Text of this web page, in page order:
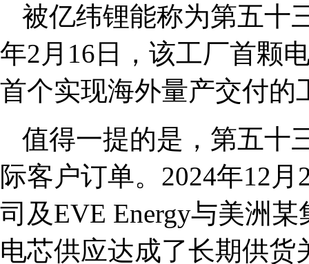
被亿纬锂能称为第五十
年2月16日，该工厂首颗
首个实现海外量产交付的
值得一提的是，第五十
际客户订单。2024年12
司及EVE Energy与美洲
电芯供应达成了长期供货